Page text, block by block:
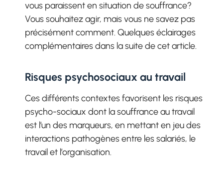
vous paraissent en situation de souffrance?
Vous souhaitez agir, mais vous ne savez pas
précisément comment. Quelques éclairages
complémentaires dans la suite de cet article.
Risques psychosociaux au travail
Ces différents contextes favorisent les risques
psycho-sociaux dont la souffrance au travail
est l’un des marqueurs, en mettant en jeu des
interactions pathogènes entre les salariés, le
travail et l’organisation.